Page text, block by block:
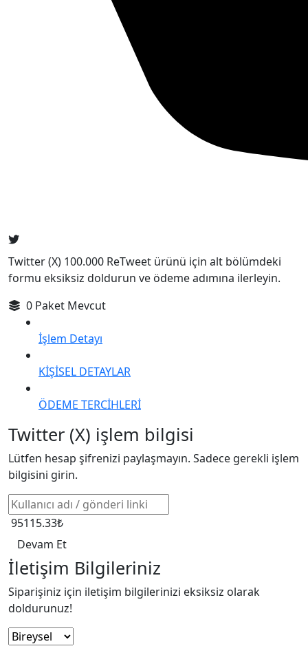
Twitter (X) 100.000 ReTweet ürünü için alt bölümdeki
formu eksiksiz doldurun ve ödeme adımına ilerleyin.
0 Paket Mevcut
İşlem Detayı
KİŞİSEL DETAYLAR
ÖDEME TERCİHLERİ
Twitter (X) işlem bilgisi
Lütfen hesap şifrenizi paylaşmayın. Sadece gerekli işlem
bilgisini girin.
95115.33₺
Devam Et
İletişim Bilgileriniz
Siparişiniz için iletişim bilgilerinizi eksiksiz olarak
doldurunuz!